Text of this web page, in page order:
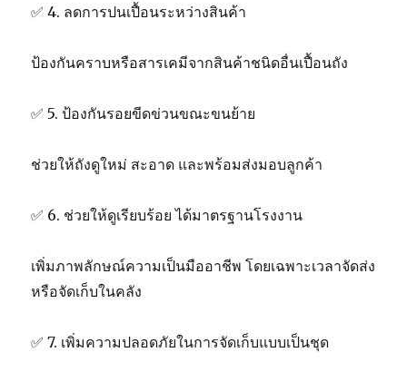
✅ 4. ลดการปนเปื้อนระหว่างสินค้า
ป้องกันคราบหรือสารเคมีจากสินค้าชนิดอื่นเปื้อนถัง
✅ 5. ป้องกันรอยขีดข่วนขณะขนย้าย
ช่วยให้ถังดูใหม่ สะอาด และพร้อมส่งมอบลูกค้า
✅ 6. ช่วยให้ดูเรียบร้อย ได้มาตรฐานโรงงาน
เพิ่มภาพลักษณ์ความเป็นมืออาชีพ โดยเฉพาะเวลาจัดส่ง
หรือจัดเก็บในคลัง
✅ 7. เพิ่มความปลอดภัยในการจัดเก็บแบบเป็นชุด